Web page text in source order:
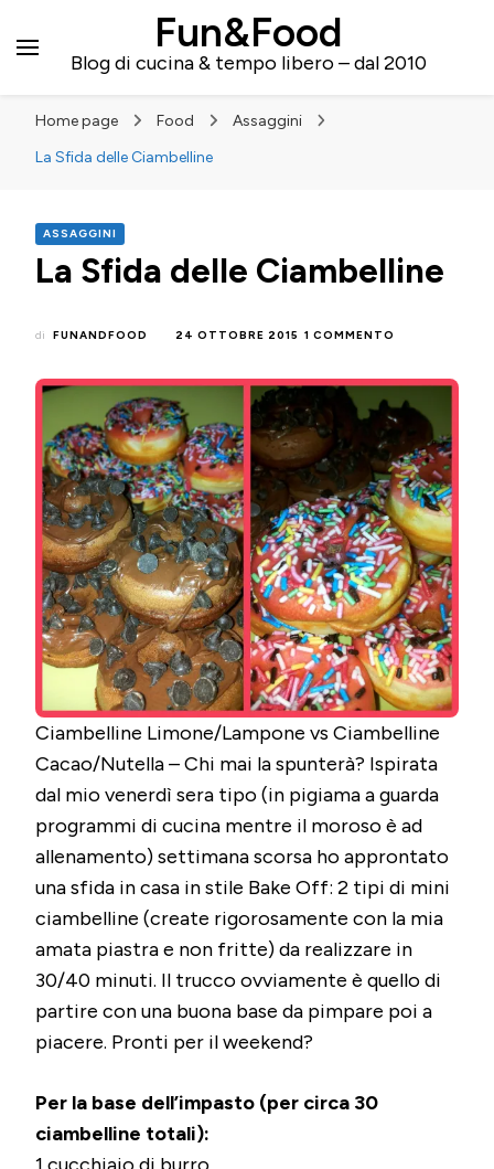
Fun&Food
Blog di cucina & tempo libero – dal 2010
Home page Food
Assaggini
La Sfida delle Ciambelline
ASSAGGINI
La Sfida delle Ciambelline
di FUNANDFOOD 24 OTTOBRE 2015 1 COMMENTO
CIAMBELLINE
Ciambelline Limone/Lampone vs Ciambelline
Cacao/Nutella – Chi mai la spunterà? Ispirata
dal mio venerdì sera tipo (in pigiama a guarda
programmi di cucina mentre il moroso è ad
allenamento) settimana scorsa ho approntato
una sfida in casa in stile Bake Off: 2 tipi di mini
ciambelline (create rigorosamente con la mia
amata piastra e non fritte) da realizzare in
30/40 minuti. Il trucco ovviamente è quello di
partire con una buona base da pimpare poi a
piacere. Pronti per il weekend?
Per la base dell’impasto (per circa 30
ciambelline totali):